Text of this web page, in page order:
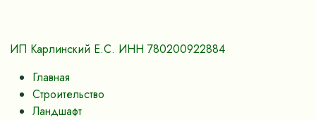
ИП Карлинский Е.С. ИНН 780200922884
Главная
Строительство
Ландшафт